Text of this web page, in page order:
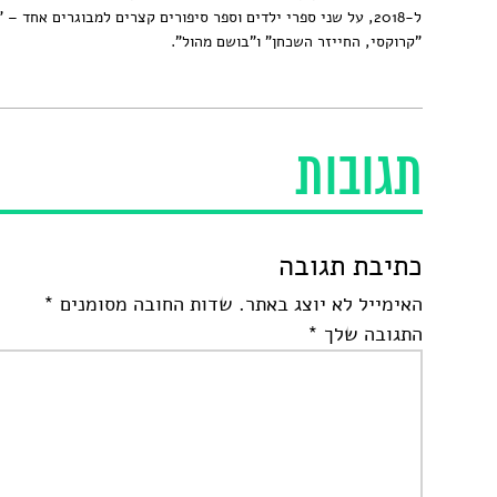
ל-2018, על שני ספרי ילדים וספר סיפורים קצרים למבוגרים אחד
"קרוקסי, החייזר השכחן" ו"בושם מהול".
תגובות
כתיבת תגובה
האימייל לא יוצג באתר. שדות החובה מסומנים *
התגובה שלך *